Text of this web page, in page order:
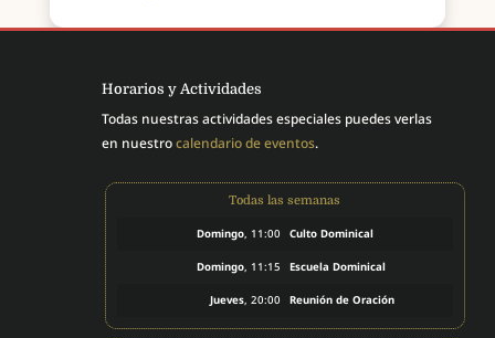
Horarios y Actividades
Todas nuestras actividades especiales puedes verlas
en nuestrocalendario de eventos.
Todas las semanas
Domingo, 11:00 Culto Dominical
Domingo, 11:15 Escuela Dominical
Jueves, 20:00 Reunión de Oración